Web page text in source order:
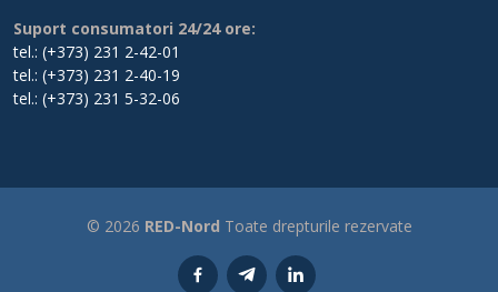
Suport consumatori 24/24 ore:
tel.: (+373) 231 2-42-01
tel.: (+373) 231 2-40-19
tel.: (+373) 231 5-32-06
© 2026 RED-Nord Toate drepturile rezervate